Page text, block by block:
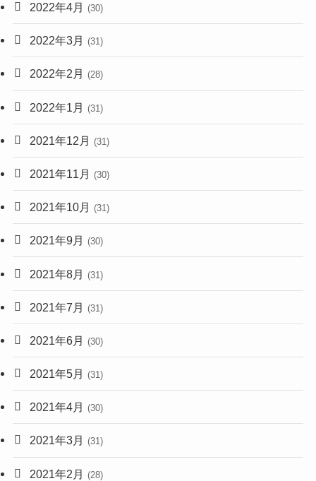
2022年4月 (30)
2022年3月 (31)
2022年2月 (28)
2022年1月 (31)
2021年12月 (31)
2021年11月 (30)
2021年10月 (31)
2021年9月 (30)
2021年8月 (31)
2021年7月 (31)
2021年6月 (30)
2021年5月 (31)
2021年4月 (30)
2021年3月 (31)
2021年2月 (28)